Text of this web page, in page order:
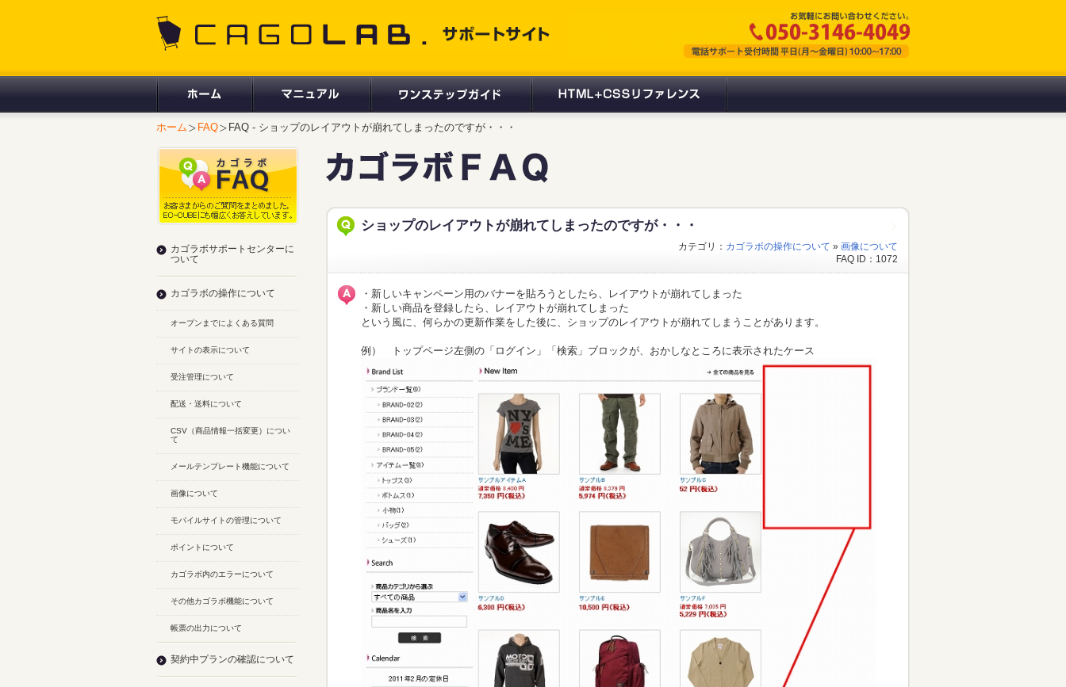
ホーム FAQ FAQ - ショップのレイアウトが崩れてしまったのですが・・・
ショップのレイアウトが崩れてしまったのですが・・・
カテゴリ： カゴラボの操作について » 画像について
FAQ ID：1072
・新しいキャンペーン用のバナーを貼ろうとしたら、レイアウトが崩れてしまった
・新しい商品を登録したら、レイアウトが崩れてしまった
という風に、何らかの更新作業をした後に、ショップのレイアウトが崩れてしまうことがあります。
例） トップページ左側の「ログイン」「検索」ブロックが、おかしなところに表示されたケース
カゴラボサポートセンターに
ついて
カゴラボの操作について
オープンまでによくある質問
サイトの表示について
受注管理について
配送・送料について
CSV（商品情報一括変更）につい
て
メールテンプレート機能について
画像について
モバイルサイトの管理について
ポイントについて
カゴラボ内のエラーについて
その他カゴラボ機能について
帳票の出力について
契約中プランの確認について